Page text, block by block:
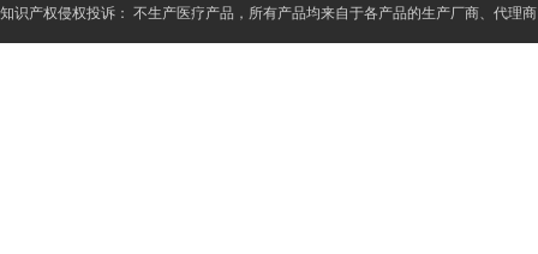
知识产权侵权投诉： 不生产医疗产品，所有产品均来自于各产品的生产厂商、代理